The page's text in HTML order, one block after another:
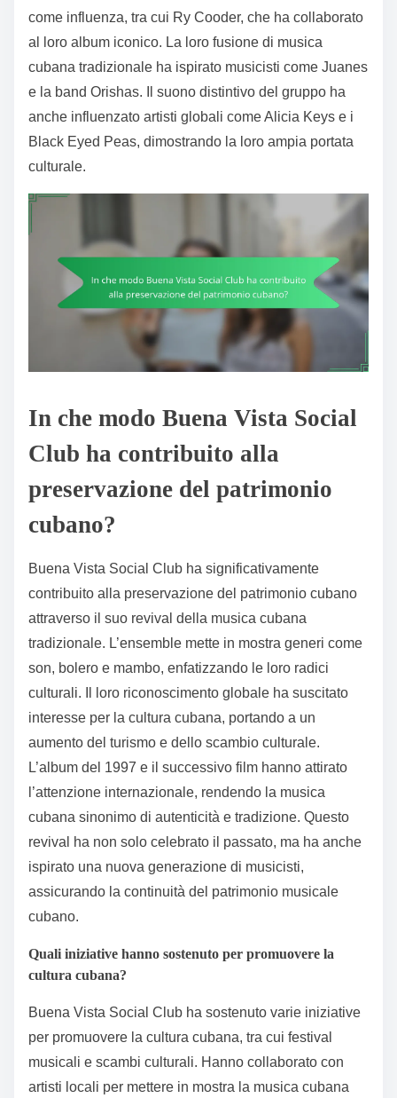
come influenza, tra cui Ry Cooder, che ha collaborato
al loro album iconico. La loro fusione di musica
cubana tradizionale ha ispirato musicisti come Juanes
e la band Orishas. Il suono distintivo del gruppo ha
anche influenzato artisti globali come Alicia Keys e i
Black Eyed Peas, dimostrando la loro ampia portata
culturale.
In che modo Buena Vista Social
Club ha contribuito alla
preservazione del patrimonio
cubano?
Buena Vista Social Club ha significativamente
contribuito alla preservazione del patrimonio cubano
attraverso il suo revival della musica cubana
tradizionale. L’ensemble mette in mostra generi come
son, bolero e mambo, enfatizzando le loro radici
culturali. Il loro riconoscimento globale ha suscitato
interesse per la cultura cubana, portando a un
aumento del turismo e dello scambio culturale.
L’album del 1997 e il successivo film hanno attirato
l’attenzione internazionale, rendendo la musica
cubana sinonimo di autenticità e tradizione. Questo
revival ha non solo celebrato il passato, ma ha anche
ispirato una nuova generazione di musicisti,
assicurando la continuità del patrimonio musicale
cubano.
Quali iniziative hanno sostenuto per promuovere la
cultura cubana?
Buena Vista Social Club ha sostenuto varie iniziative
per promuovere la cultura cubana, tra cui festival
musicali e scambi culturali. Hanno collaborato con
artisti locali per mettere in mostra la musica cubana